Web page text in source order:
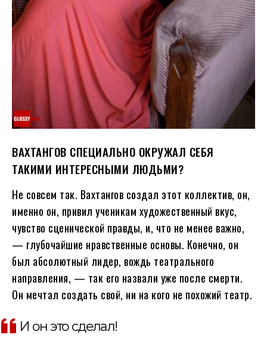
ВАХТАНГОВ СПЕЦИАЛЬНО ОКРУЖАЛ СЕБЯ
ТАКИМИ ИНТЕРЕСНЫМИ ЛЮДЬМИ?
Не совсем так. Вахтангов создал этот коллектив, он,
именно он, привил ученикам художественный вкус,
чувство сценической правды, и, что не менее важно,
— глубочайшие нравственные основы. Конечно, он
был абсолютный лидер, вождь театрального
направления, — так его назвали уже после смерти.
Он мечтал создать свой, ни на кого не похожий театр.
И он это сделал!